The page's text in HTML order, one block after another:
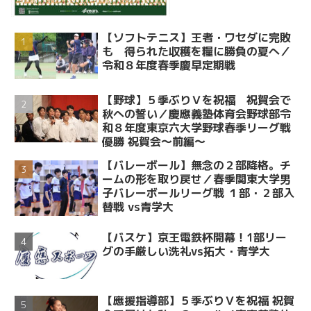
【ソフトテニス】王者・ワセダに完敗
も 得られた収穫を糧に勝負の夏へ／
令和８年度春季慶早定期戦
【野球】５季ぶりＶを祝福 祝賀会で
秋への誓い／慶應義塾体育会野球部令
和８年度東京六大学野球春季リーグ戦
優勝 祝賀会～前編～
【バレーボール】無念の２部降格。チ
ームの形を取り戻せ／春季関東大学男
子バレーボールリーグ戦 １部・２部入
替戦 vs青学大
【バスケ】京王電鉄杯開幕！1部リー
グの手厳しい洗礼vs拓大・青学大
【應援指導部】５季ぶりＶを祝福 祝賀